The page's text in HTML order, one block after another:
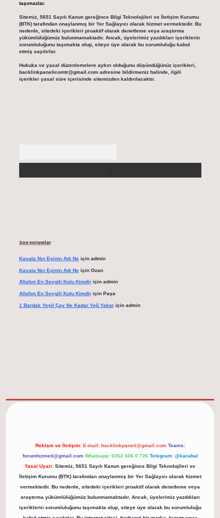
taşımazlar.
Sitemiz, 5651 Sayılı Kanun gereğince Bilgi Teknolojileri ve İletişim Kurumu
(BTK) tarafından onaylanmış bir Yer Sağlayıcı olarak hizmet vermektedir. Bu
nedenle, sitedeki içerikleri proaktif olarak denetleme veya araştırma
yükümlülüğümüz bulunmamaktadır. Ancak, üyelerimiz yazdıkları içeriklerin
sorumluluğunu taşımakta olup, siteye üye olarak bu sorumluluğu kabul
etmiş sayılırlar.
Hukuka ve yasal düzenlemelere aykırı olduğunu düşündüğünüz içerikleri,
backlinkpanelicomtr@gmail.comadresine bildirmeniz halinde, ilgili
içerikler yasal süre içerisinde sitemizden kaldırılacaktır.
Son yorumlar
Kavala Nın Eşinin Adı Neiçin admin
Kavala Nın Eşinin Adı Neiçin Ozan
Allahın En Sevgili Kulu Kimdiriçin admin
Allahın En Sevgili Kulu Kimdiriçin Paşa
1 Bardak Yeşil Çay Ne Kadar Yağ Yakariçin admin
Reklam ve İletişim: E-mail: backlinkpaneli@gmail.com Teams:
forumhizmeti@gmail.com Whatsapp: 0262 606 0 726 Telegram: @karabul
Yasal Uyarı: Sitemiz, 5651 Sayılı Kanun gereğince Bilgi Teknolojileri ve
İletişim Kurumu (BTK) tarafından onaylanmış bir Yer Sağlayıcı olarak hizmet
vermektedir. Bu nedenle, sitedeki içerikleri proaktif olarak denetleme veya
araştırma yükümlülüğümüz bulunmamaktadır. Ancak, üyelerimiz yazdıkları
içeriklerin sorumluluğunu taşımakta olup, siteye üye olarak bu sorumluluğu